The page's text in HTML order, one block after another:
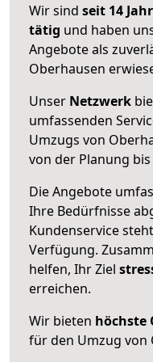
Wir sind seit 14
tätig und haben
Angebote als
Oberhausen
Unser Netzwerk
umfassenden
Umzugs von
von der Planung
Die Angebote
Ihre Bedürfnisse
Kundenservice
Verfügung.
helfen, Ihr Ziel
erreichen.
Wir bieten höchste
für den Umzug von